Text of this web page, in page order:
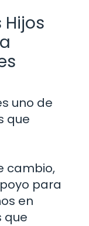
uno de
que
cambio,
para
en
que